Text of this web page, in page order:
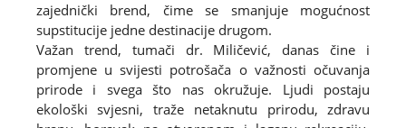
zajednički brend, čime se smanjuje mogućnost
supstitucije jedne destinacije drugom.
Važan trend, tumači dr. Miličević, danas čine i
promjene u svijesti potrošača o važnosti očuvanja
prirode i svega što nas okružuje. Ljudi postaju
ekološki svjesni, traže netaknutu prirodu, zdravu